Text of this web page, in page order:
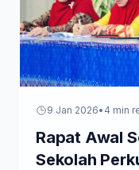
9 Jan 2026• 4 min
Rapat Awal
Sekolah